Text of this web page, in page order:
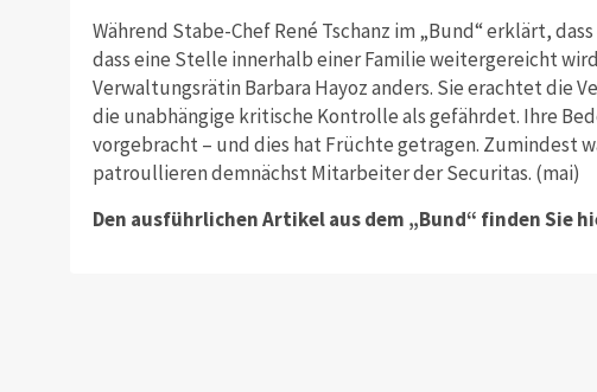
Während Stabe-Chef René Tschanz im „Bund“ erklärt,
dass eine Stelle innerhalb einer Familie weitergereicht
Verwaltungsrätin Barbara Hayoz anders. Sie erachtet die
die unabhängige kritische Kontrolle als gefährdet. Ihre
vorgebracht – und dies hat Früchte getragen. Zumindest
patroullieren demnächst Mitarbeiter der Securitas. (mai)
Den ausführlichen Artikel aus dem „Bund“ finden Sie